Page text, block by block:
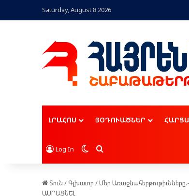
Saturday, August 8 2026
ԼՐԱՀՈՍ ՅՕԴՈՒԱԾՆԵՐ
Log In Switch skin
Որոնել
Տուն / Գլխաւոր /Մեր
ԱՄՐԱՑՆԵԼ